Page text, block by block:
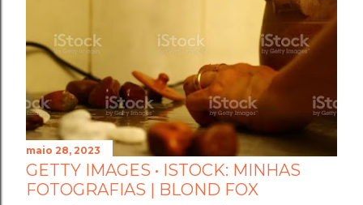
maio 28, 2023
GETTY IMAGES • ISTOCK: MINHAS
FOTOGRAFIAS | BLOND FOX